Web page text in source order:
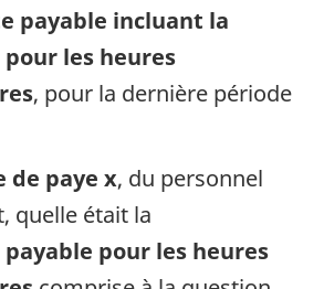
payable incluant la
les heures
, pour la dernière période
de paye x, du personnel
quelle était la
pour les heures